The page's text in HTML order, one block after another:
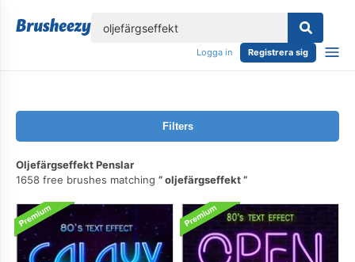
Logga in Registrera sig
Filters
Oljefärgseffekt Penslar
1658 free brushes matching
oljefärgseffekt